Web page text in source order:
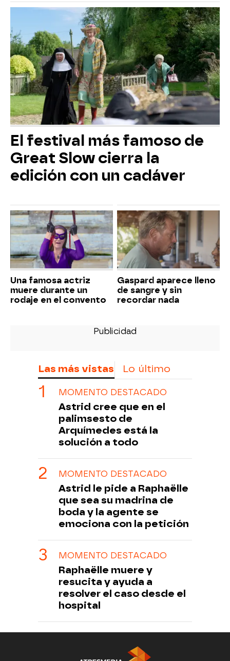
El festival más famoso de
Great Slow cierra la
edición con un cadáver
Una famosa actriz
muere durante un
rodaje en el convento
Gaspard aparece lleno
de sangre y sin
recordar nada
Las más vistas Lo último
MOMENTO DESTACADO
Astrid cree que en el
palimsesto de
Arquímedes está la
solución a todo
MOMENTO DESTACADO
Astrid le pide a Raphaëlle
que sea su madrina de
boda y la agente se
emociona con la petición
MOMENTO DESTACADO
Raphaëlle muere y
resucita y ayuda a
resolver el caso desde el
hospital